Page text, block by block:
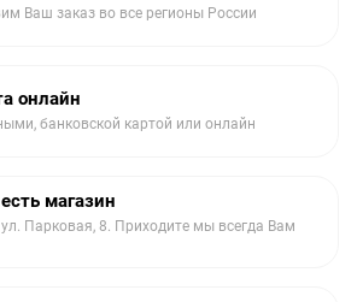
Ваш заказ во все регионы России
онлайн
банковской картой или онлайн
магазин
Парковая, 8. Приходите мы всегда Вам